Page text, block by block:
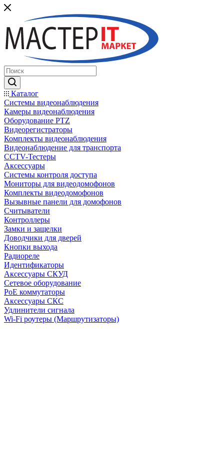
Каталог
Системы видеонаблюдения
Камеры видеонаблюдения
Оборудование PTZ
Видеорегистраторы
Комплекты видеонаблюдения
Видеонаблюдение для транспорта
CCTV-Тестеры
Аксессуары
Системы контроля доступа
Мониторы для видеодомофонов
Комплекты видеодомофонов
Вызывные панели для домофонов
Считыватели
Контроллеры
Замки и защелки
Доводчики для дверей
Кнопки выхода
Радиореле
Идентификаторы
Аксессуары СКУД
Сетевое оборудование
PoE коммутаторы
Аксессуары СКС
Удлинители сигнала
Wi-Fi роутеры (Маршрутизаторы)